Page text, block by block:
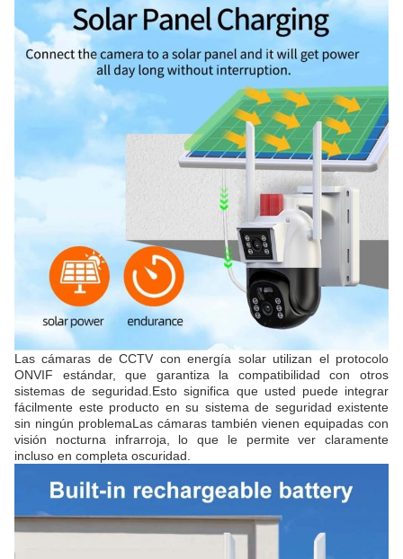
Las cámaras de CCTV con energía solar utilizan el protocolo
ONVIF estándar, que garantiza la compatibilidad con otros
sistemas de seguridad.Esto significa que usted puede integrar
fácilmente este producto en su sistema de seguridad existente
sin ningún problemaLas cámaras también vienen equipadas con
visión nocturna infrarroja, lo que le permite ver claramente
incluso en completa oscuridad.